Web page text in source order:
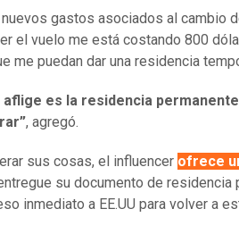
gastos asociados al cambio
el vuelo me está costando 800
me puedan dar una residencia
aflige es la residencia
, agregó.
sus cosas, el influencer ofrece
su documento de residencia
inmediato a EE.UU para volver a